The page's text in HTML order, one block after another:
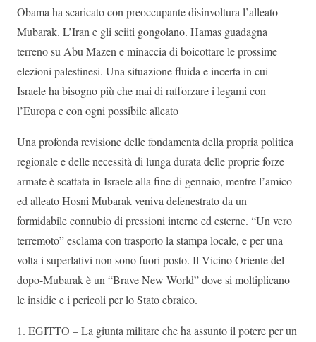
Obama ha scaricato con preoccupante disinvoltura l’alleato
Mubarak. L’Iran e gli sciiti gongolano. Hamas guadagna
terreno su Abu Mazen e minaccia di boicottare le prossime
elezioni palestinesi. Una situazione fluida e incerta in cui
Israele ha bisogno più che mai di rafforzare i legami con
l’Europa e con ogni possibile alleato
Una profonda revisione delle fondamenta della propria politica
regionale e delle necessità di lunga durata delle proprie forze
armate è scattata in Israele alla fine di gennaio, mentre l’amico
ed alleato Hosni Mubarak veniva defenestrato da un
formidabile connubio di pressioni interne ed esterne. “Un vero
terremoto” esclama con trasporto la stampa locale, e per una
volta i superlativi non sono fuori posto. Il Vicino Oriente del
dopo-Mubarak è un “Brave New World” dove si moltiplicano
le insidie e i pericoli per lo Stato ebraico.
1. EGITTO – La giunta militare che ha assunto il potere per un